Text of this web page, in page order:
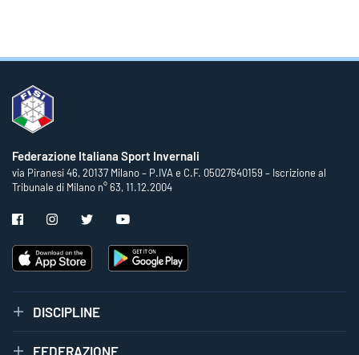
Federazione Italiana Sport Invernali
via Piranesi 46, 20137 Milano – P.IVA e C.F. 05027640159 – Iscrizione al
Tribunale di Milano n° 63, 11.12.2004
DISCIPLINE
FEDERAZIONE